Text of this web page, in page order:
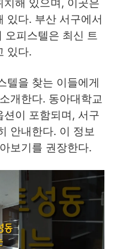
치해 있으며, 이곳은
있다. 부산 서구에서
오피스텔은 최신 트
있다.
텔을 찾는 이들에게
개한다. 동아대학교
이 포함되며, 서구
안내한다. 이 정보
보기를 권장한다.